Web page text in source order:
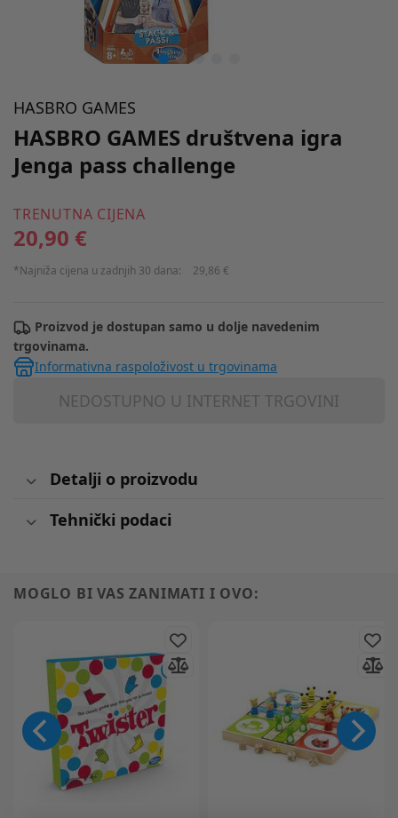
HASBRO GAMES
HASBRO GAMES društvena igra
Jenga pass challenge
TRENUTNA CIJENA
20,90 €
*Najniža cijena u zadnjih 30 dana: 29,86 €
Proizvod je dostupan samo u dolje navedenim
trgovinama.
Informativna raspoloživost u trgovinama
NEDOSTUPNO U INTERNET TRGOVINI
Detalji o proizvodu
Tehnički podaci
MOGLO BI VAS ZANIMATI I OVO: